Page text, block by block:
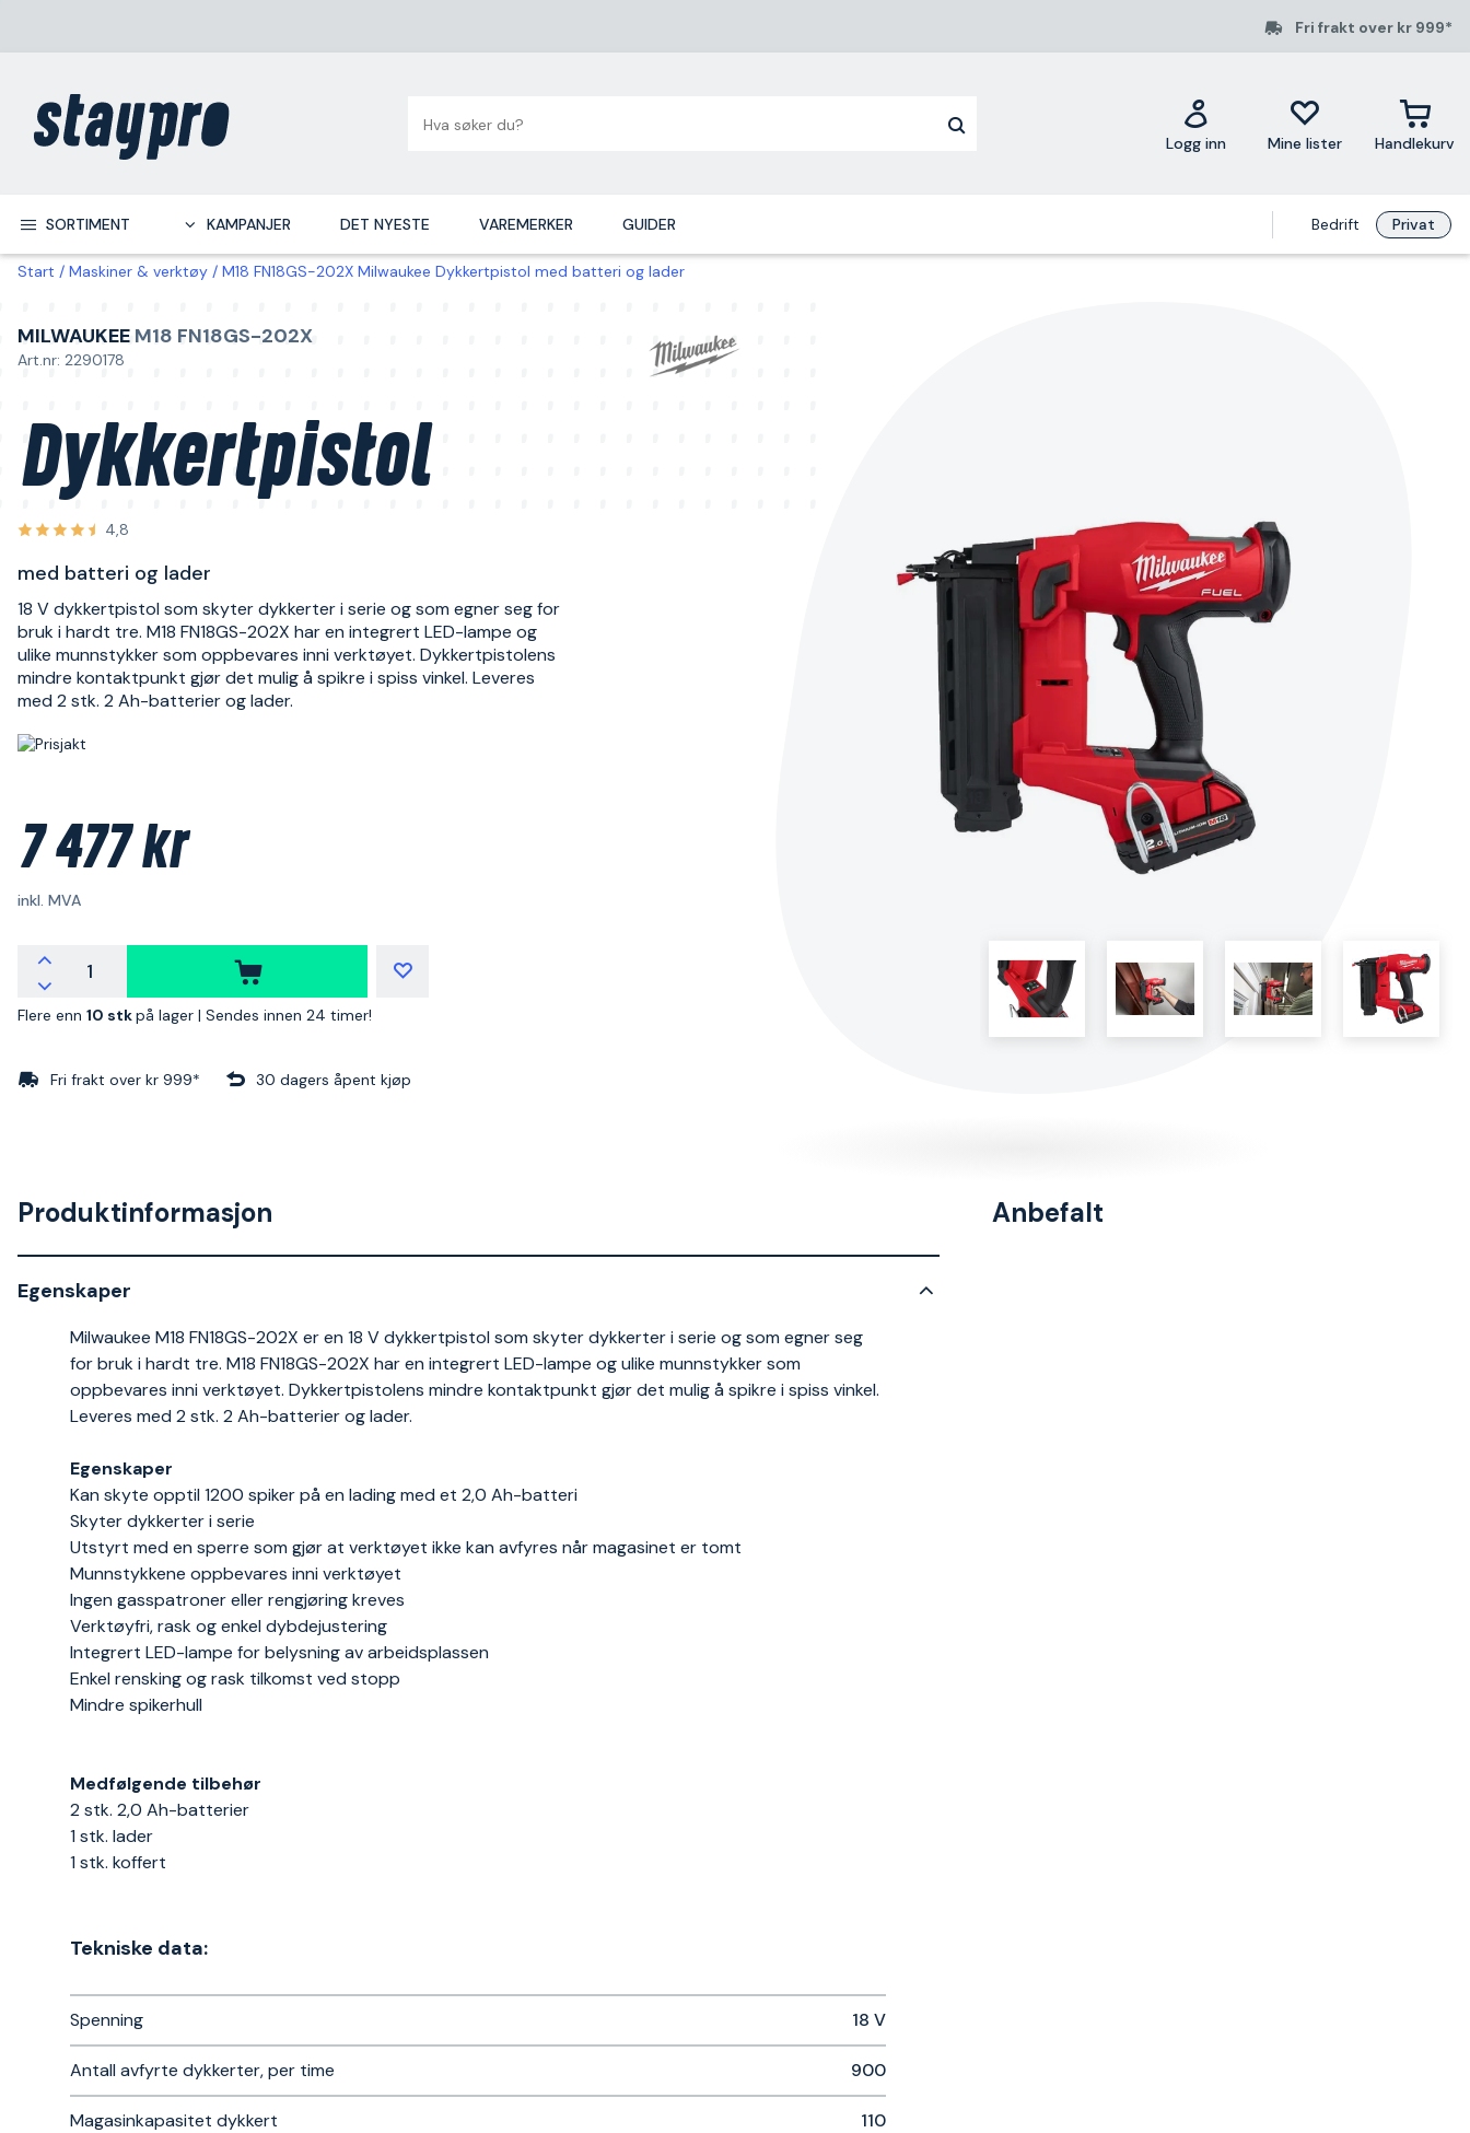
Fri frakt over kr 999*
Logg inn Mine lister Handlekurv
SORTIMENT KAMPANJER DET NYESTE VAREMERKER GUIDER Bedrift Privat
Start Maskiner & verktøy M18 FN18GS-202X Milwaukee Dykkertpistol med batteri og lader
MILWAUKEE M18 FN18GS-202X
Art.nr: 2290178
Dykkertpistol
4,8
med batteri og lader
18 V dykkertpistol som skyter dykkerter i serie og som egner seg for
bruk i hardt tre. M18 FN18GS-202X har en integrert LED-lampe og
ulike munnstykker som oppbevares inni verktøyet. Dykkertpistolens
mindre kontaktpunkt gjør det mulig å spikre i spiss vinkel. Leveres
med 2 stk. 2 Ah-batterier og lader.
7 477 kr
inkl. MVA
Flere enn 10 stkpå lager | Sendes innen 24 timer!
Fri frakt over kr 999* 30 dagers åpent kjøp
Produktinformasjon
Egenskaper
Milwaukee M18 FN18GS-202X er en 18 V dykkertpistol som skyter dykkerter i serie og som egner seg
for bruk i hardt tre. M18 FN18GS-202X har en integrert LED-lampe og ulike munnstykker som
oppbevares inni verktøyet. Dykkertpistolens mindre kontaktpunkt gjør det mulig å spikre i spiss vinkel.
Leveres med 2 stk. 2 Ah-batterier og lader.
Egenskaper
Kan skyte opptil 1200 spiker på en lading med et 2,0 Ah-batteri
Skyter dykkerter i serie
Utstyrt med en sperre som gjør at verktøyet ikke kan avfyres når magasinet er tomt
Munnstykkene oppbevares inni verktøyet
Ingen gasspatroner eller rengjøring kreves
Verktøyfri, rask og enkel dybdejustering
Integrert LED-lampe for belysning av arbeidsplassen
Enkel rensking og rask tilkomst ved stopp
Mindre spikerhull
Medfølgende tilbehør
2 stk. 2,0 Ah-batterier
1 stk. lader
1 stk. koffert
Tekniske data:
Spenning 18 V
Antall avfyrte dykkerter, per time 900
Magasinkapasitet dykkert 110
Anbefalt